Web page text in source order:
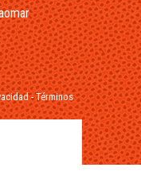
-Términos